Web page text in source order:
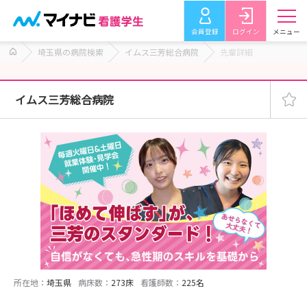
会員登録 ログイン メニュー
埼玉県の病院検索 イムス三芳総合病院 先輩詳細
イムス三芳総合病院
所在地： 埼玉県 病床数： 273床 看護師数： 225名